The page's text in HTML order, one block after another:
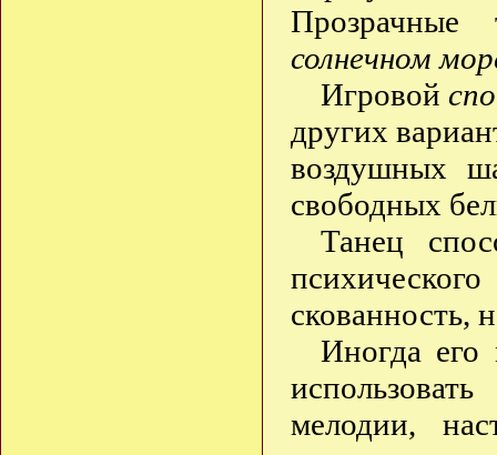
солнечном
Игровой
других
воздушных
свободных
Танец
скованность,
Иногда
мелодии,